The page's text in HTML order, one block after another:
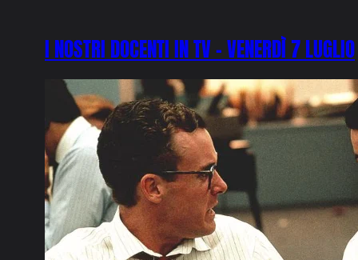
I NOSTRI DOCENTI IN TV – VENERDÌ 7 LUGLIO